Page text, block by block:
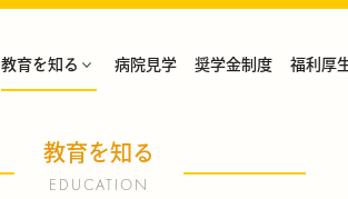
教育を知る 病院見学 奨学金制度 福利厚
教育を知る
EDUCATION